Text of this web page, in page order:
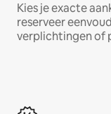
Kies je exacte
reserveer
verplichtingen of